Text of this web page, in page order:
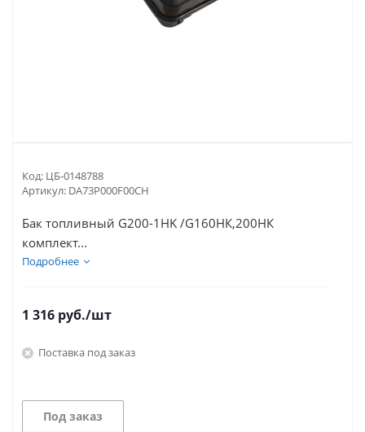
Код: ЦБ-0148788
Артикул: DA73P000F00CH
Бак топливный G200-1HK /G160НК,200НК
комплект...
Подробнее
1 316 руб./шт
Поставка под заказ
Под заказ